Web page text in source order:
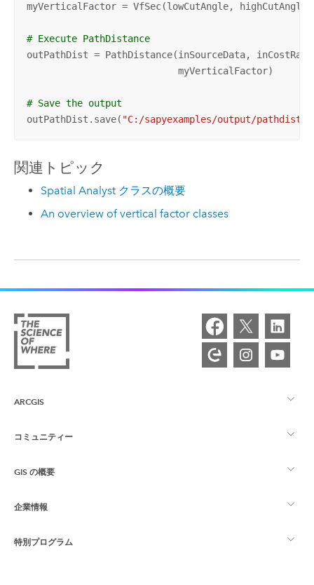
myVerticalFactor = VfSec(lowCutAngle, highCutAngle,
# Execute PathDistance
outPathDist = PathDistance(inSourceData,
                           myVerticalFactor)
# Save the output
outPathDist.save( "C:/sapyexamples/output/
関連トピック
Spatial Analyst クラスの概要
An overview of vertical factor classes
ARCGIS
ArcGIS の概要
マッピング
コミュニティー
Esri Community
ArcGIS ブログ
GIS の概要
GIS とは
ロケーション インテリジェンス
企業情報
Esri について
特別プログラム